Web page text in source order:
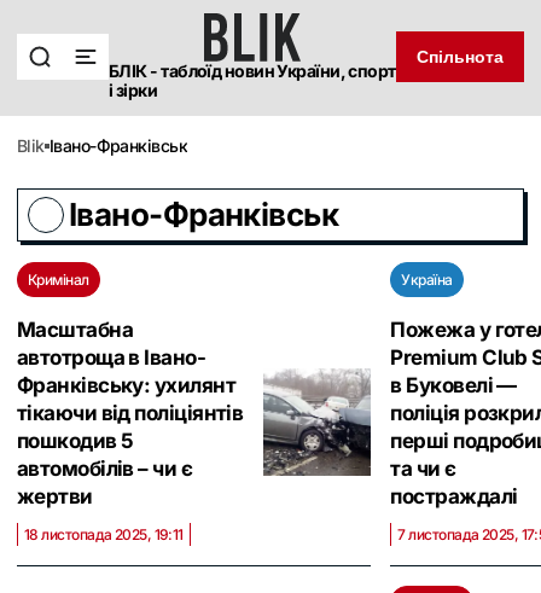
БЛІК - таблоїд новин України, спорт
і зірки
Спільнота
blik Івано-Франківськ
Івано-Франківськ
Кримінал
Масштабна
автотроща в Івано-
Франківську: ухилянт
тікаючи від поліціянтів
пошкодив 5
автомобілів – чи є
жертви
18 листопада 2025, 19:11
Україна
Пожежа у
Premium Club
в Буковелі —
поліція
перші
та чи є
постраждалі
7 листопада 2025,